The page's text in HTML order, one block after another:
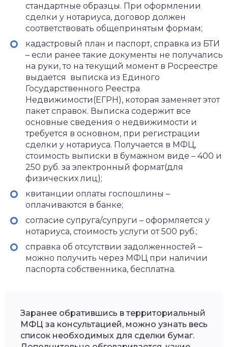
стандартные образцы. При оформлении
сделки у нотариуса, договор должен
соответствовать общепринятым формам;
кадастровый план и паспорт, справка из БТИ
– если ранее такие документы не получались
на руки, то на текущий момент в Росреестре
выдается выписка из Единого
Государственного Реестра
Недвижимости(ЕГРН), которая заменяет этот
пакет справок. Выписка содержит все
основные сведения о недвижимости и
требуется в основном, при регистрации
сделки у нотариуса. Получается в МФЦ,
стоимость выписки в бумажном виде – 400 и
250 руб. за электронный формат(для
физических лиц);
квитанции оплаты госпошлины –
оплачиваются в банке;
согласие супруга/супруги – оформляется у
нотариуса, стоимость услуги от 500 руб.;
справка об отсутствии задолженностей –
можно получить через МФЦ при наличии
паспорта собственника, бесплатна.
Заранее обратившись в территориальный
МФЦ за консультацией, можно узнать весь
список необходимых для сделки бумаг.